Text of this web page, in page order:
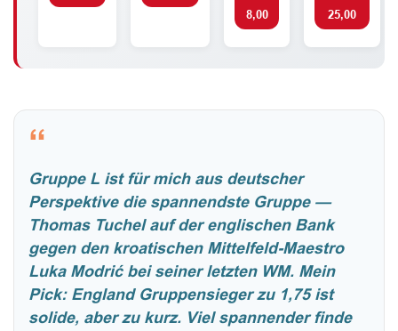
8,00
25,00
“
Gruppe L ist für mich aus deutscher
Perspektive die spannendste Gruppe —
Thomas Tuchel auf der englischen Bank
gegen den kroatischen Mittelfeld-Maestro
Luka Modrić bei seiner letzten WM. Mein
Pick: England Gruppensieger zu 1,75 ist
solide, aber zu kurz. Viel spannender finde